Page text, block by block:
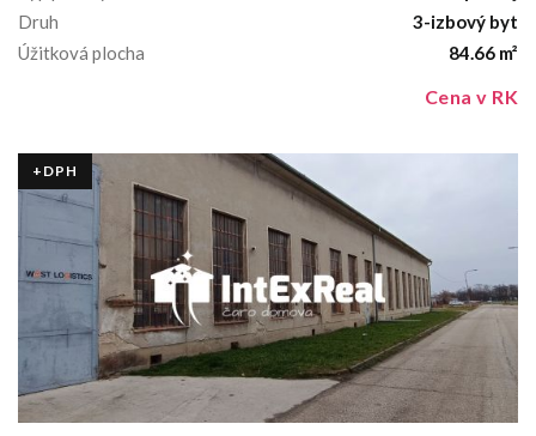
Druh
3-izbový byt
Úžitková plocha
84.66 m²
Cena v RK
+DPH